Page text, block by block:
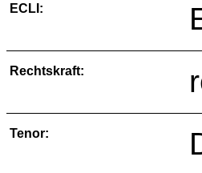
ECLI:
Rechtskraft:
Tenor: